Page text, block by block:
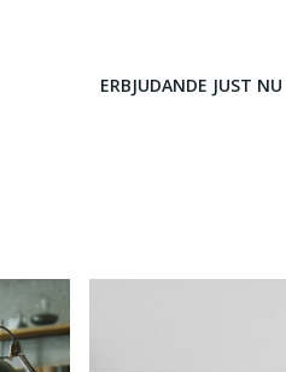
ERBJUDANDE JUST NU